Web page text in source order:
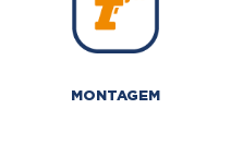
MONTAGEM